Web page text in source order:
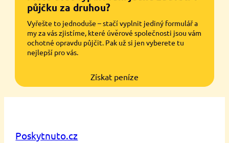
půjčku za druhou?
Vyřešte to jednoduše – stačí vyplnit jediný formulář a
my za vás zjistíme, které úvěrové společnosti jsou vám
ochotné opravdu půjčit. Pak už si jen vyberete tu
nejlepší pro vás.
Získat peníze
Poskytnuto.cz